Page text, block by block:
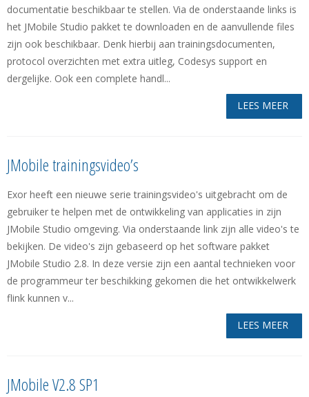
documentatie beschikbaar te stellen. Via de onderstaande links is
het JMobile Studio pakket te downloaden en de aanvullende files
zijn ook beschikbaar. Denk hierbij aan trainingsdocumenten,
protocol overzichten met extra uitleg, Codesys support en
dergelijke. Ook een complete handl...
LEES MEER
JMobile trainingsvideo’s
Exor heeft een nieuwe serie trainingsvideo's uitgebracht om de
gebruiker te helpen met de ontwikkeling van applicaties in zijn
JMobile Studio omgeving. Via onderstaande link zijn alle video's te
bekijken. De video's zijn gebaseerd op het software pakket
JMobile Studio 2.8. In deze versie zijn een aantal technieken voor
de programmeur ter beschikking gekomen die het ontwikkelwerk
flink kunnen v...
LEES MEER
JMobile V2.8 SP1